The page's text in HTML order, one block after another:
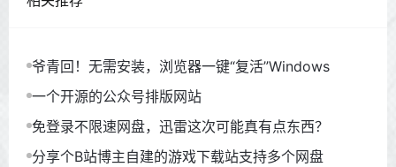
爷青回！无需安装，浏览器一键“复活”Windows
一个开源的公众号排版网站
免登录不限速网盘，迅雷这次可能真有点东西？
分享个B站博主自建的游戏下载站支持多个网盘